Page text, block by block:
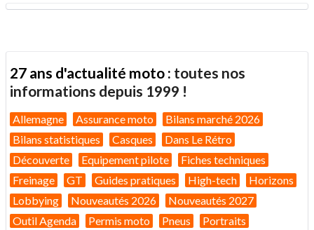
27 ans d'actualité moto : toutes nos
informations depuis 1999 !
Allemagne Assurance moto
Bilans marché 2026
Bilans statistiques
Casques
Dans Le Rétro
Découverte
Equipement pilote
Fiches techniques
Freinage
GT Guides pratiques High-tech
Horizons
Lobbying
Nouveautés 2026
Nouveautés 2027
Outil Agenda
Permis moto Pneus Portraits